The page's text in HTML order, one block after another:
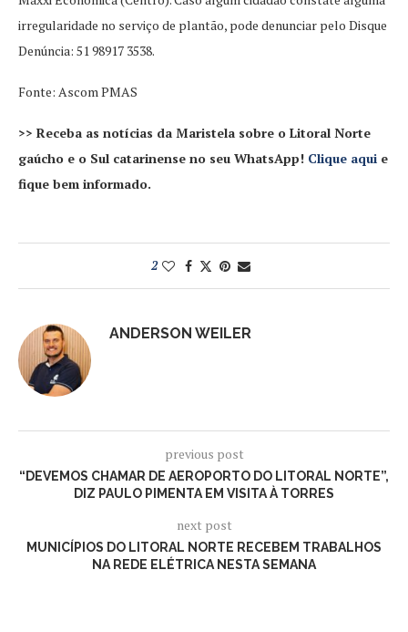
irregularidade no serviço de plantão, pode denunciar pelo Disque
Denúncia: 51 98917 3538.
Fonte: Ascom PMAS
>> Receba as notícias da Maristela sobre o Litoral Norte
gaúcho e o Sul catarinense no seu WhatsApp! Clique aqui e
fique bem informado.
2
ANDERSON WEILER
previous post
“DEVEMOS CHAMAR DE AEROPORTO DO LITORAL NORTE”,
DIZ PAULO PIMENTA EM VISITA À TORRES
next post
MUNICÍPIOS DO LITORAL NORTE RECEBEM TRABALHOS
NA REDE ELÉTRICA NESTA SEMANA